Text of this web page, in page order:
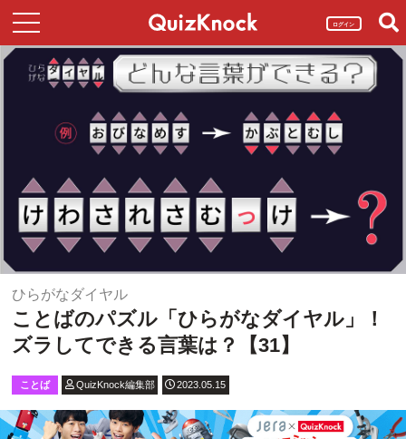
ログイン
ひらがなダイヤル
ことばのパズル「ひらがなダイヤル」！
ズラしてできる言葉は？【31】
ことば QuizKnock編集部 2023.05.15